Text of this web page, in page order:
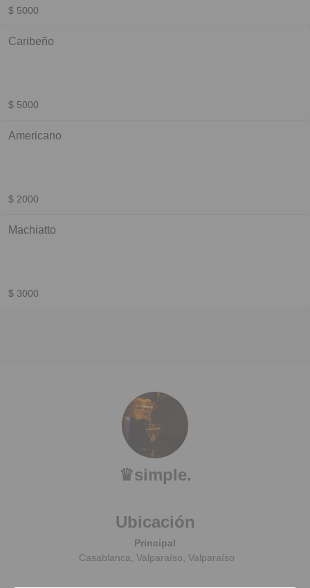
$ 5000
Caribeño
$ 5000
Americano
$ 2000
Machiatto
$ 3000
♛simple.
Ubicación
Principal
Casablanca, Valparaíso, Valparaíso